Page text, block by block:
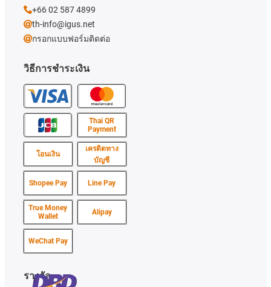
วิธีการชำระเงิน
Thai QR
Payment
โอนเงิน
เครดิตทาง
บัญชี
Shopee Pay Line Pay
True Money
Wallet
Alipay
WeChat Pay
รางวัล
+66 02 587 4899
th-info@igus.net
กรอกแบบฟอร์มติดต่อ